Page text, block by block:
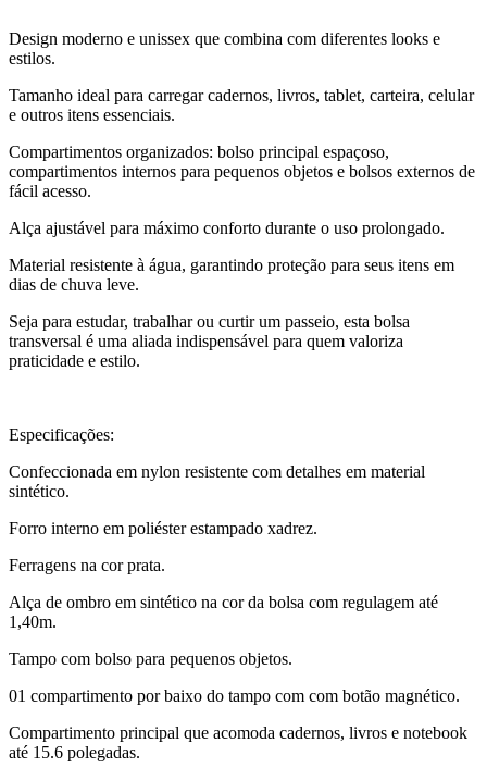
Design moderno e unissex que combina com diferentes looks e
estilos.
Tamanho ideal para carregar cadernos, livros, tablet, carteira, celular
e outros itens essenciais.
Compartimentos organizados: bolso principal espaçoso,
compartimentos internos para pequenos objetos e bolsos externos de
fácil acesso.
Alça ajustável para máximo conforto durante o uso prolongado.
Material resistente à água, garantindo proteção para seus itens em
dias de chuva leve.
Seja para estudar, trabalhar ou curtir um passeio, esta bolsa
transversal é uma aliada indispensável para quem valoriza
praticidade e estilo.
Especificações:
Confeccionada em nylon resistente com detalhes em material
sintético.
Forro interno em poliéster estampado xadrez.
Ferragens na cor prata.
Alça de ombro em sintético na cor da bolsa com regulagem até
1,40m.
Tampo com bolso para pequenos objetos.
01 compartimento por baixo do tampo com com botão magnético.
Compartimento principal que acomoda cadernos, livros e notebook
até 15.6 polegadas.